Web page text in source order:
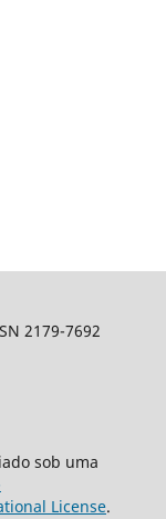
2179-7692
sob uma
License.